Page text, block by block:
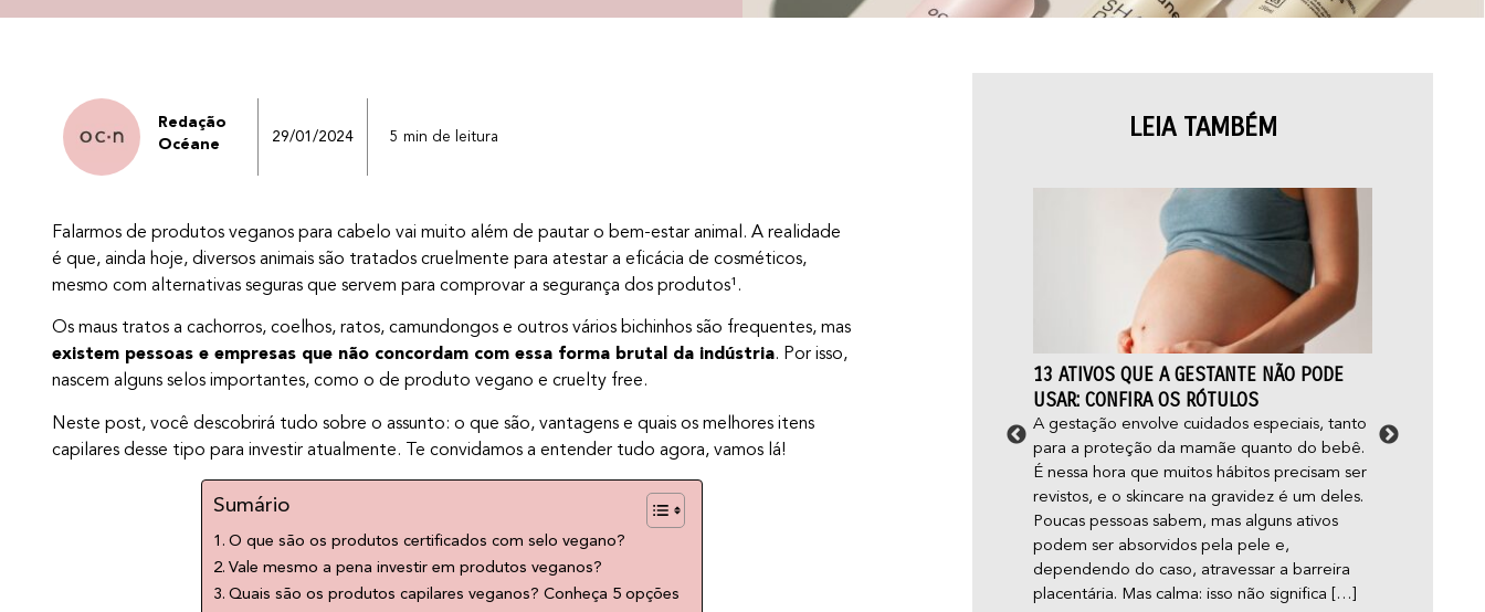
Redação
Océane
29/01/2024 5 min de leitura
Falarmos de produtos veganos para cabelo vai muito além de pautar o bem-estar animal. A realidade
é que, ainda hoje, diversos animais são tratados cruelmente para atestar a eficácia de cosméticos,
mesmo com alternativas seguras que servem para comprovar a segurança dos produtos¹.
Os maus tratos a cachorros, coelhos, ratos, camundongos e outros vários bichinhos são frequentes, mas
existem pessoas e empresas que não concordam com essa forma brutal da indústria. Por isso,
nascem alguns selos importantes, como o de produto vegano e cruelty free.
Neste post, você descobrirá tudo sobre o assunto: o que são, vantagens e quais os melhores itens
capilares desse tipo para investir atualmente. Te convidamos a entender tudo agora, vamos lá!
Sumário
O que são os produtos certificados com selo vegano?
Vale mesmo a pena investir em produtos veganos?
Quais são os produtos capilares veganos? Conheça 5 opções
LEIA TAMBÉM
JOGOS PICANTES: 8 EXPERIÊNCIAS
MENTE
E aí, preparada para explorar novas formas
picantes não precisam ser apenas sobre
provocação — eles podem ser verdadeiros
rituais de bem-estar, que combinam
autoconhecimento. A gente te mostra
13 ATIVOS QUE A GESTANTE NÃO PODE
USAR: CONFIRA OS RÓTULOS
A gestação envolve cuidados especiais, tanto
para a proteção da mamãe quanto do bebê.
É nessa hora que muitos hábitos precisam ser
revistos, e o skincare na gravidez é um deles.
Poucas pessoas sabem, mas alguns ativos
podem ser absorvidos pela pele e,
dependendo do caso, atravessar a barreira
placentária. Mas calma: isso não significa […]